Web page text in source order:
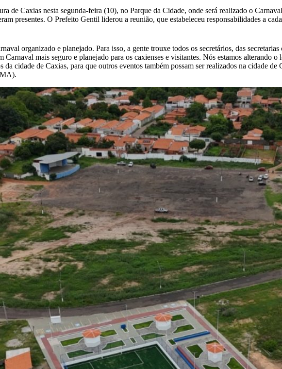
de Caxias nesta segunda-feira (10), no Parque da Cidade, onde será realizado o
presentes. O Prefeito Gentil liderou a reunião, que estabeleceu responsabilidades a
organizado e planejado. Para isso, a gente trouxe todos os secretários, das
Carnaval mais seguro e planejado para os caxienses e visitantes. Nós estamos alterando
da cidade de Caxias, para que outros eventos também possam ser realizados na cidade